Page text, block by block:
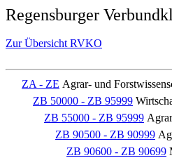
Regensburger
Zur Übersicht RVKO
ZA - ZE Agrar- und
ZB 50000 - ZB 95999
ZB 55000 - ZB 95999
ZB 90500 - ZB 90999
ZB 90600 - ZB 90699